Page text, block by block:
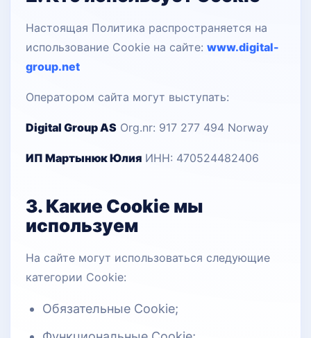
Настоящая Политика распространяется на
использование Cookie на сайте: www.digital-
group.net
Оператором сайта могут выступать:
Digital Group AS Org.nr: 917 277 494 Norway
ИП Мартынюк Юлия ИНН: 470524482406
3. Какие Cookie мы
используем
На сайте могут использоваться следующие
категории Cookie:
Обязательные Cookie;